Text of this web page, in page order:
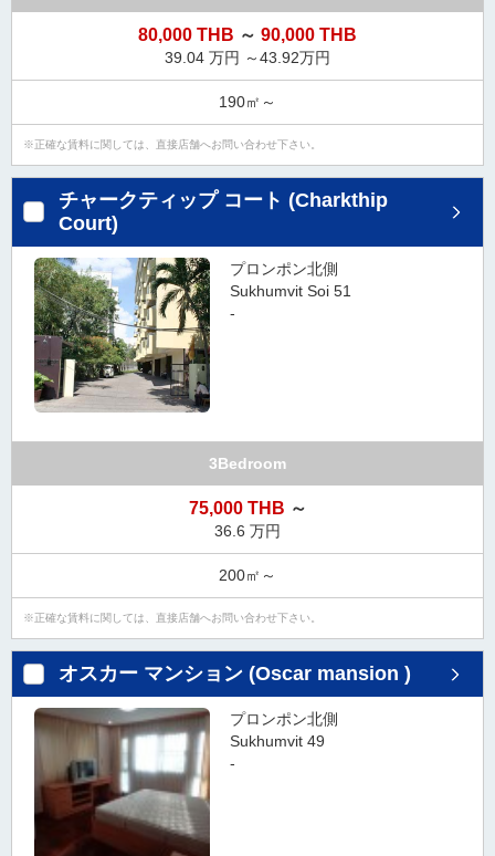
80,000 THB ～ 90,000 THB
39.04 万円 ～43.92万円
190㎡～
正確な賃料に関しては、直接店舗へお問い合わせ下さい。
チャークティップ コート (Charkthip
Court)
プロンポン北側
Sukhumvit Soi 51
-
3Bedroom
75,000 THB ～
36.6 万円
200㎡～
正確な賃料に関しては、直接店舗へお問い合わせ下さい。
オスカー マンション (Oscar mansion )
プロンポン北側
Sukhumvit 49
-